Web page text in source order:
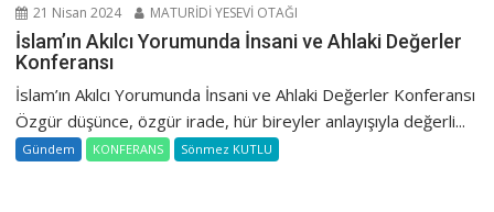
21 Nisan 2024 MATURİDİ YESEVİ OTAĞI
İslam’ın Akılcı Yorumunda İnsani ve Ahlaki Değerler
Konferansı
İslam’ın Akılcı Yorumunda İnsani ve Ahlaki Değerler Konferansı
Özgür düşünce, özgür irade, hür bireyler anlayışıyla değerli...
Gündem KONFERANS Sönmez KUTLU